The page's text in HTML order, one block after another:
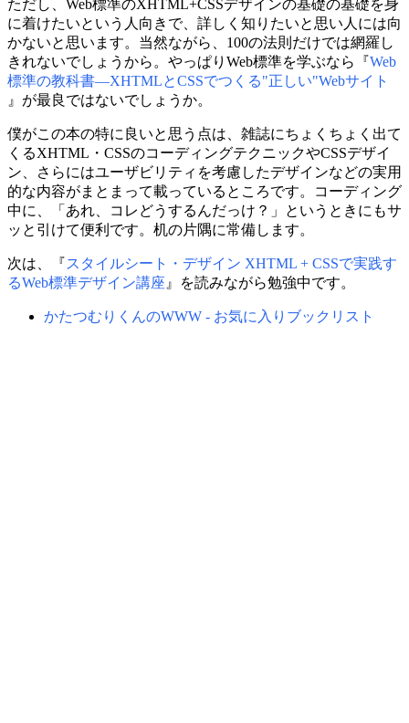
ただし、Web標準のXHTML+CSSデザインの基礎の基礎を身
に着けたいという人向きで、詳しく知りたいと思い人には向
かないと思います。当然ながら、100の法則だけでは網羅し
きれないでしょうから。やっぱりWeb標準を学ぶなら『Web
標準の教科書―XHTMLとCSSでつくる"正しい"Webサイト
』が最良ではないでしょうか。
僕がこの本の特に良いと思う点は、雑誌にちょくちょく出て
くるXHTML・CSSのコーディングテクニックやCSSデザイ
ン、さらにはユーザビリティを考慮したデザインなどの実用
的な内容がまとまって載っているところです。コーディング
中に、「あれ、コレどうするんだっけ？」というときにもサ
ッと引けて便利です。机の片隅に常備します。
次は、『スタイルシート・デザイン XHTML + CSSで実践す
るWeb標準デザイン講座 』を読みながら勉強中です。
かたつむりくんのWWW - お気に入りブックリスト